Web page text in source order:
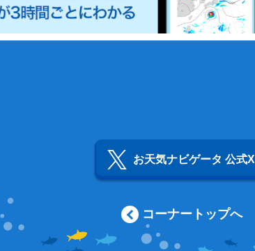
お天気ナビゲータ 公式X
コーナートップへ